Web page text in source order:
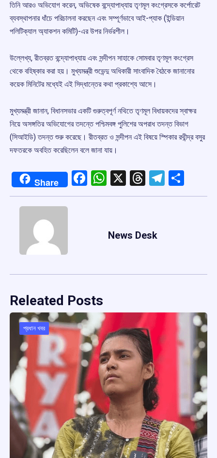
তিনি আরও অভিযোগ করেন, অভিষেক বন্দ্যোপাধ্যায় তৃণমূল কংগ্রেসকে কর্পোরেট
ব্যবস্থাপনার ধাঁচে পরিচালনা করছেন এবং সম্পূর্ণভাবে আই-প্যাক (ইন্ডিয়ান
পলিটিক্যাল অ্যাকশন কমিটি)-এর উপর নির্ভরশীল।
উল্লেখ্য, রীতব্রত বন্দ্যোপাধ্যায় এবং সন্দীপন সাহাকে সোমবার তৃণমূল কংগ্রেস
থেকে বহিষ্কার করা হয়। মুখ্যমন্ত্রী শুভেন্দু অধিকারী সাংবাদিক বৈঠকে জানানোর
কয়েক মিনিটের মধ্যেই এই সিদ্ধান্তের কথা প্রকাশ্যে আসে।
মুখ্যমন্ত্রী জানান, বিধানসভার একটি গুরুত্বপূর্ণ নথিতে তৃণমূল বিধায়কদের স্বাক্ষর
নিয়ে অসঙ্গতির অভিযোগের তদন্তে পশ্চিমবঙ্গ পুলিশের অপরাধ তদন্ত বিভাগ
(সিআইডি) তদন্ত শুরু করেছে। রীতব্রত ও সন্দীপন এই বিষয়ে স্পিকার রথীন্দ্র বসুর
দফতরকে অবহিত করেছিলেন বলে জানা যায়।
Share Facebook
WhatsApp
X Threads
News Desk
Releated Posts
প্রধান খবর